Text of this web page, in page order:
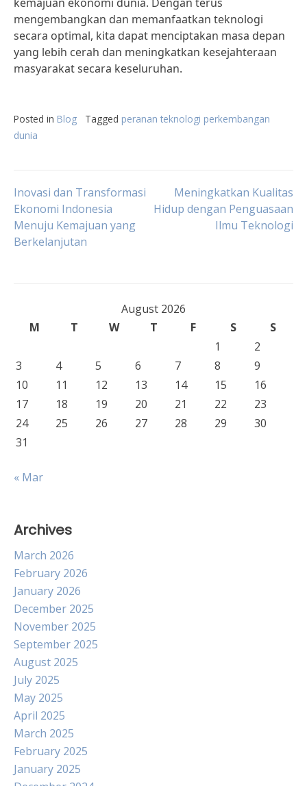
mengembangkan dan memanfaatkan teknologi
secara optimal, kita dapat menciptakan masa depan
yang lebih cerah dan meningkatkan kesejahteraan
masyarakat secara keseluruhan.
Posted in Blog Tagged peranan teknologi perkembangan
dunia
Post
navigation
Inovasi dan Transformasi
Ekonomi Indonesia
Menuju Kemajuan yang
Berkelanjutan
Meningkatkan Kualitas
Hidup dengan Penguasaan
Ilmu Teknologi
August 2026
M
T W T F S
S
1
2
3
4 5 6 7 8
9
10
11 12 13 14 15
16
17
18 19 20 21 22
23
24
25 26 27 28 29
30
31
« Mar
Archives
March 2026
February 2026
January 2026
December 2025
November 2025
September 2025
August 2025
July 2025
May 2025
April 2025
March 2025
February 2025
January 2025